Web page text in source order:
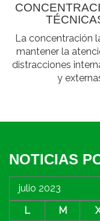
La concentración
mantener la
distracciones
y
NOTICIAS
julio 2023
L
M